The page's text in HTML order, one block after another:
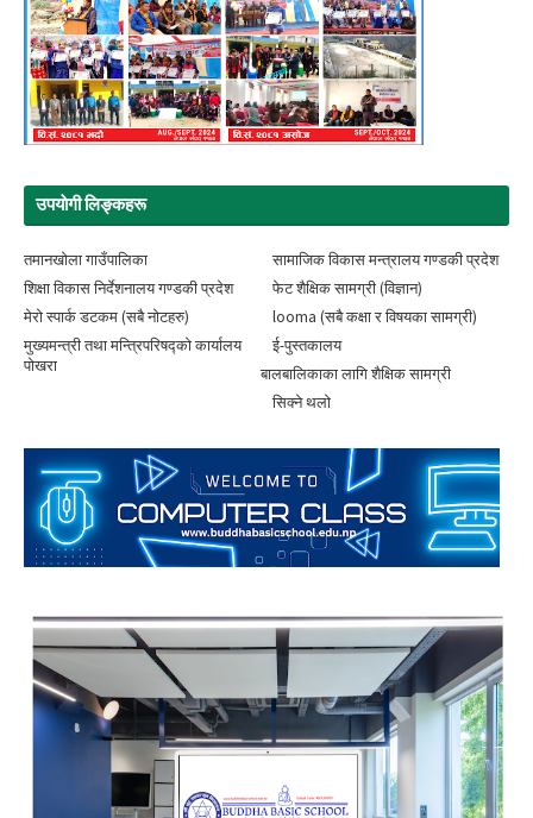
उपयाेगी लिङ्‍कहरू
तमानखोला गाउँपालिका
सामाजिक विकास मन्त्रालय गण्डकी प्रदेश
शिक्षा विकास निर्देशनालय गण्डकी प्रदेश
फेट शैक्षिक सामग्री (विज्ञान)
मेरो स्पार्क डटकम (सबै नोटहरु)
looma (सबै कक्षा र विषयका सामग्री)
मुख्यमन्त्री तथा मन्त्रिपरिषद्को कार्यालय
पोखरा
ई-पुस्तकालय
बालबालिकाका लागि शैक्षिक सामग्री
सिक्ने थलाे